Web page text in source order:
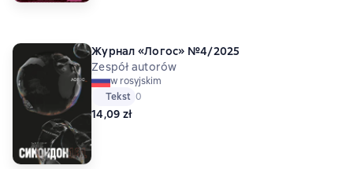
Журнал «Логос» №4/2025
Zespół autorów
w rosyjskim
Tekst Средний рейтинг 0 на основе 0 оценок
0
14,09 zł